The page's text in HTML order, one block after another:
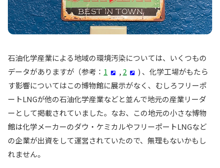
石油化学産業による地域の環境汚染については、いくつもの
データがありますが（参考： 1 , 2
) 、化学工場がもたら
す影響についてはこの博物館に展示がなく、むしろフリーポ
ートLNGが他の石油化学産業などと並んで地元の産業リーダ
ーとして掲載されていました。なお、この地元の小さな博物
館は化学メーカーのダウ・ケミカルやフリーポートLNGなど
の企業が出資をして運営されていたので、無理もないかもし
れません。